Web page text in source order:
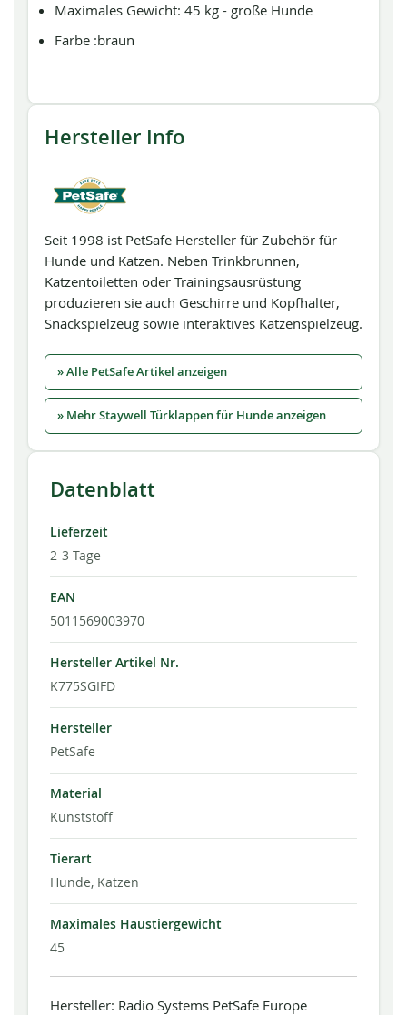
Maximales Gewicht: 45 kg - große Hunde
Farbe :braun
Hersteller Info
Seit 1998 ist PetSafe Hersteller für Zubehör für
Hunde und Katzen. Neben Trinkbrunnen,
Katzentoiletten oder Trainingsausrüstung
produzieren sie auch Geschirre und Kopfhalter,
Snackspielzeug sowie interaktives Katzenspielzeug.
» Alle PetSafe Artikel anzeigen
» Mehr Staywell Türklappen für Hunde anzeigen
Datenblatt
Lieferzeit
2-3 Tage
EAN
5011569003970
Hersteller Artikel Nr.
K775SGIFD
Hersteller
PetSafe
Material
Kunststoff
Tierart
Hunde, Katzen
Maximales Haustiergewicht
45
Hersteller: Radio Systems PetSafe Europe